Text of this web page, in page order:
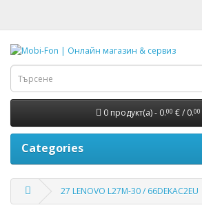
0 продукт(а) - 0.00 € / 0.00
Categories
27 LENOVO L27M-30 / 66DEKAC2EU